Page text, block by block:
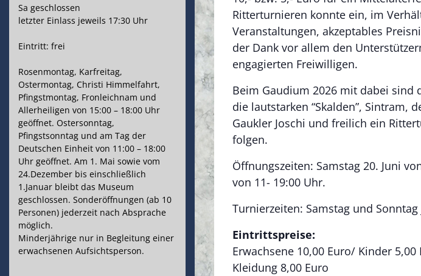
Sa geschlossen
letzter Einlass jeweils 17:30 Uhr
Eintritt: frei
Rosenmontag, Karfreitag,
Ostermontag, Christi Himmelfahrt,
Pfingstmontag, Fronleichnam und
Allerheiligen von 15:00 – 18:00 Uhr
geöffnet. Ostersonntag,
Pfingstsonntag und am Tag der
Deutschen Einheit von 11:00 – 18:00
Uhr geöffnet. Am 1. Mai sowie vom
24.Dezember bis einschließlich
1.Januar bleibt das Museum
geschlossen. Sonderöffnungen (ab 10
Personen) jederzeit nach Absprache
möglich.
Minderjährige nur in Begleitung einer
erwachsenen Aufsichtsperson.
Ritterturnieren konnte ein, im
Veranstaltungen, akzeptables
der Dank vor allem den
engagierten Freiwilligen.
Beim Gaudium 2026 mit dabei sind
die lautstarken “Skalden”, Sintram,
Gaukler Joschi und freilich ein
folgen.
Öffnungszeiten: Samstag 20. Juni
von 11- 19:00 Uhr.
Turnierzeiten: Samstag und
Eintrittspreise:
Erwachsene 10,00 Euro/ Kinder
Kleidung 8,00 Euro